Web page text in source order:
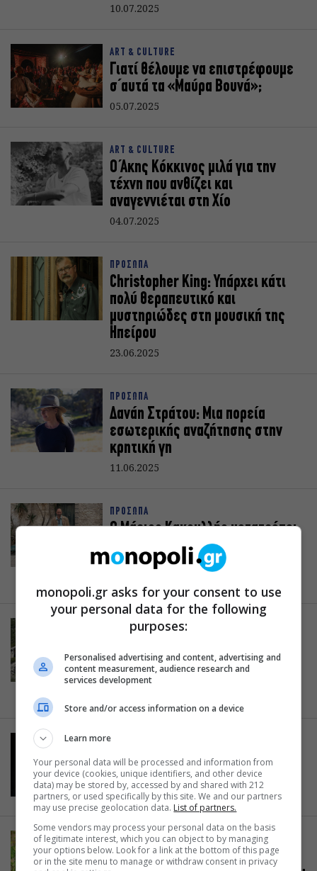
10.07.2025
ART & CULTURE
Γιατί θέλουμε να επιστρέφουμε
σ΄αυτά τα «Μαύρα Βουνά»;
05.07.2025
ART & CULTURE
Ο Άκης Κόκκινος μιλά για την
τέχνη που ανθίζει και
αναγεννιέται στη Χίο
04.07.2025
ΠΡΟΣΩΠΑ
Christopher King: Υπάρχει κάτι
πολύ θεραπευτικό και
μυστηριώδες στη μουσική της
Ηπείρου
23.06.2025
ΠΡΟΣΩΠΑ
Δανάη Στράτου: Μια πορεία
εσωτερικής αναζήτησης στην
κρητική γη
11.06.2025
ΠΡΟΣΩΠΑ
Ο Μάριος Κακουλλής μετατρέπει
ένα αστικό λεωφορείο σε
θεατρική σκηνή εν κινήσει
ΠΡΟΟΡΙΣΜΟΙ
Περπατώντας στα μονοπάτια της
ιστορίας
CINE NEWS
Flow: Μια μικρή γάτα που
συγκίνησε το ευρωπαϊκό κοινό
29.04.2025
CINE NEWS
Ο Κωνσταντίνος Αντωνόπουλος
monopoli.gr asks for your consent to use
your personal data for the following
purposes:
Personalised advertising and content, advertising and
content measurement, audience research and
services development
Store and/or access information on a device
Learn more
Your personal data will be processed and information from
your device (cookies, unique identifiers, and other device
data) may be stored by, accessed by and shared with 212
partners, or used specifically by this site. We and our partners
may use precise geolocation data. List of partners.
Some vendors may process your personal data on the basis
of legitimate interest, which you can object to by managing
your options below. Look for a link at the bottom of this page
or in the site menu to manage or withdraw consent in privacy